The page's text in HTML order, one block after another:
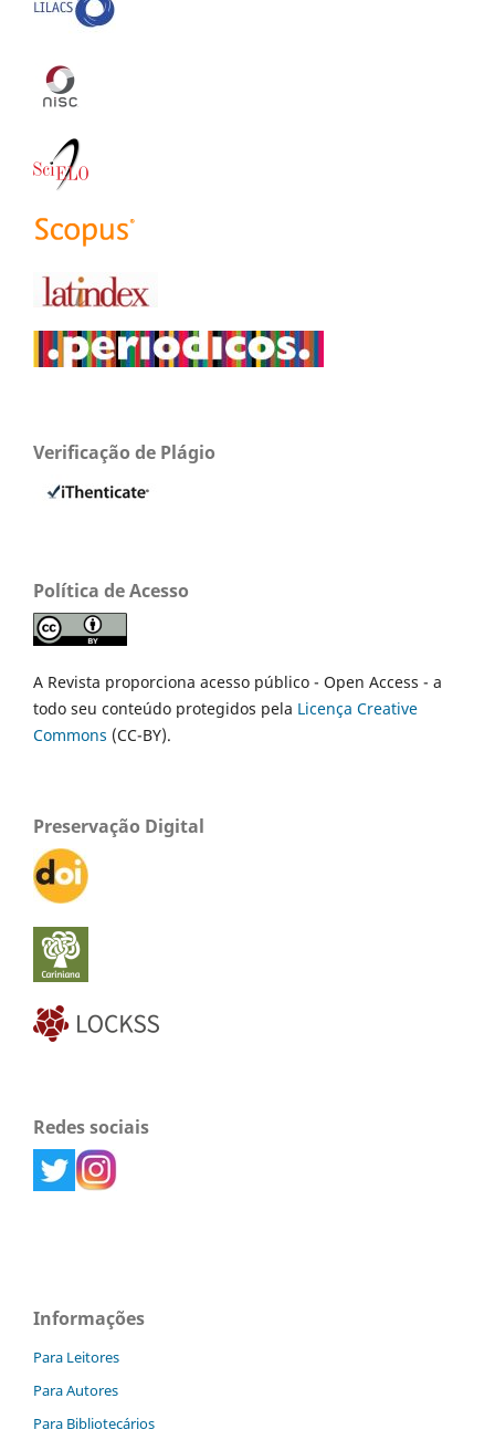
Verificação de Plágio
Política de Acesso
A Revista proporciona acesso público - Open Access - a
todo seu conteúdo protegidos pela Licença Creative
Commons (CC-BY).
Preservação Digital
Redes sociais
Informações
Para Leitores
Para Autores
Para Bibliotecários